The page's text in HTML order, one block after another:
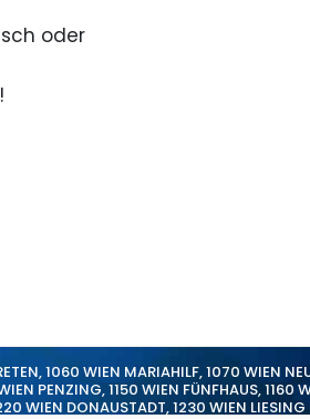
oder
,1060 WIEN MARIAHILF,1070 WIEN
PENZING,1150 WIEN FÜNFHAUS,1160
WIEN DONAUSTADT,1230 WIEN LIESING